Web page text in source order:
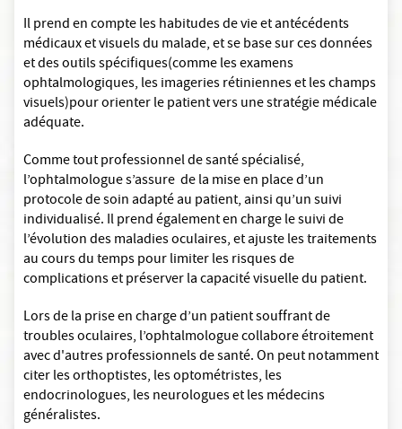
Il prend en compte les habitudes de vie et antécédents
médicaux et visuels du malade, et se base sur ces données
et des outils spécifiques(comme les examens
ophtalmologiques, les imageries rétiniennes et les champs
visuels)pour orienter le patient vers une stratégie médicale
adéquate.
Comme tout professionnel de santé spécialisé,
l’ophtalmologue s’assure de la mise en place d’un
protocole de soin adapté au patient, ainsi qu’un suivi
individualisé. Il prend également en charge le suivi de
l’évolution des maladies oculaires, et ajuste les traitements
au cours du temps pour limiter les risques de
complications et préserver la capacité visuelle du patient.
Lors de la prise en charge d’un patient souffrant de
troubles oculaires, l’ophtalmologue collabore étroitement
avec d'autres professionnels de santé. On peut notamment
citer les orthoptistes, les optométristes, les
endocrinologues, les neurologues et les médecins
généralistes.